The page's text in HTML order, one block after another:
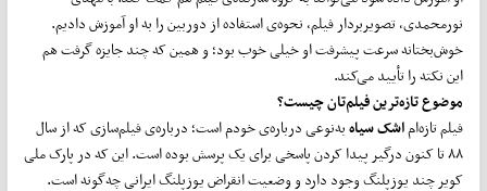
نورمحمدی، تصویربردار فیلم، نحوه‌ی استفاده از دوربین را به او آموزش دادیم.
خوش‌بختانه سرعت پیشرفت او خیلی خوب بود؛ و همین که چند جایزه گرفت هم
این نکته را تأیید می‌کند.
موضوع تازه‌ترین فیلم‌تان چیست؟
فیلم تازه‌اماشک سیاهبه‌نوعی درباره‌ی خودم است؛ درباره‌ی فیلم‌سازی که از سال
۸۸ تا کنون درگیر پیدا کردن پاسخی برای یک پرسش بوده است. این که در پارک ملی
کویر چند یوزپلنگ وجود دارد و وضعیت انقراض یوزپلنگ ایرانی چه‌گونه است.